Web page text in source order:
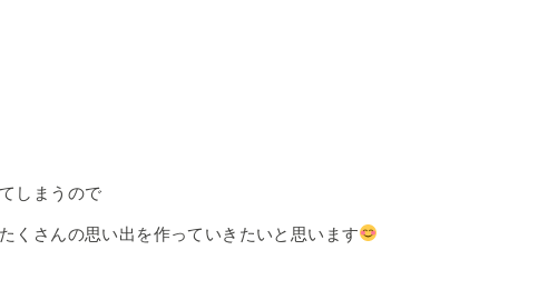
しまうので
くさんの思い出を作っていきたいと思います